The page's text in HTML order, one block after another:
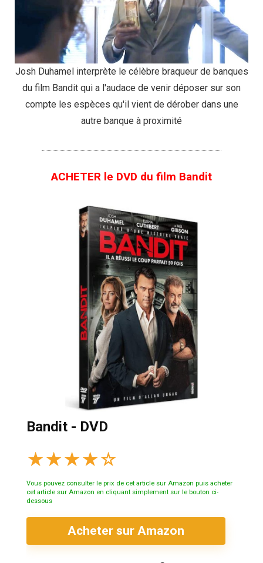
Josh Duhamel interprète le célèbre braqueur de banques
du film Bandit qui a l'audace de venir déposer sur son
compte les espèces qu'il vient de dérober dans une
autre banque à proximité
ACHETER le DVD du film Bandit
Bandit - DVD
★★★★☆
Vous pouvez consulter le prix de cet article sur Amazon puis acheter
cet article sur Amazon en cliquant simplement sur le bouton ci-
dessous
Acheter sur Amazon